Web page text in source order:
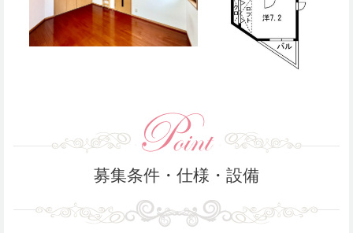
募集条件・仕様・設備